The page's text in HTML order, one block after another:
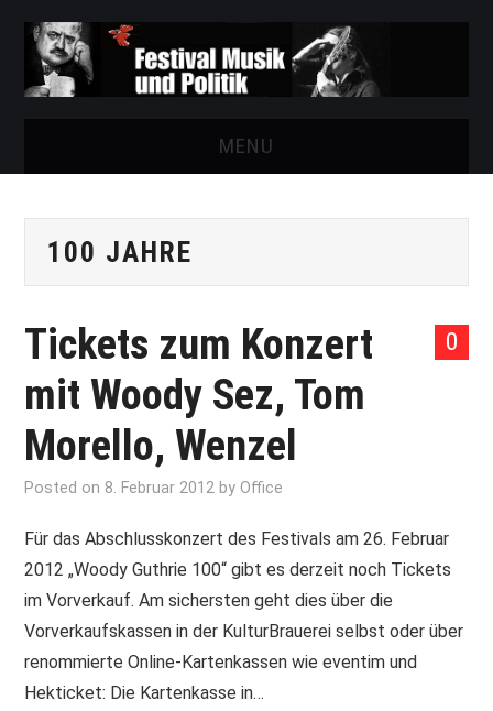
MENU
FESTIVAL
AUSSTELLUNGEN
ARCHIV
PRINT & CDS
IMPRESSUM
100 JAHRE
0
Tickets zum Konzert
mit Woody Sez, Tom
Morello, Wenzel
Posted on 8. Februar 2012 byOffice
Für das Abschlusskonzert des Festivals am 26. Februar
2012 „Woody Guthrie 100“ gibt es derzeit noch Tickets
im Vorverkauf. Am sichersten geht dies über die
Vorverkaufskassen in der KulturBrauerei selbst oder über
renommierte Online-Kartenkassen wie eventim und
Hekticket: Die Kartenkasse in…